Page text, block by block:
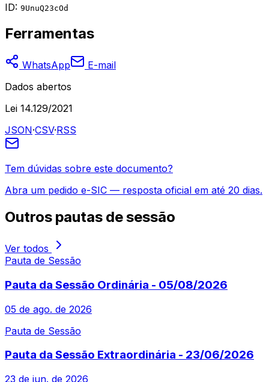
ID: 9UnuQ23cOd
Ferramentas
WhatsApp
E-mail
Dados abertos
Lei 14.129/2021
JSON·CSV·RSS
Tem dúvidas sobre este documento?
Abra um pedido e-SIC — resposta oficial em até 20 dias.
Outros pautas de sessão
Ver todos
Pauta de Sessão
Pauta da Sessão Ordinária - 05/08/2026
05 de ago. de 2026
Pauta de Sessão
Pauta da Sessão Extraordinária - 23/06/2026
23 de jun. de 2026